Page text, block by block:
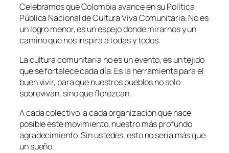
Celebramos que Colombia avance en su Política
Pública Nacional de Cultura Viva Comunitaria. No es
un logro menor, es un espejo donde mirarnos y un
camino que nos inspira a todas y todos.
La cultura comunitaria no es un evento, es un tejido
que se fortalece cada día. Es la herramienta para el
buen vivir, para que nuestros pueblos no solo
sobrevivan, sino que florezcan.
A cada colectivo, a cada organización que hace
posible este movimiento, nuestro más profundo
agradecimiento. Sin ustedes, esto no sería más que
un sueño.